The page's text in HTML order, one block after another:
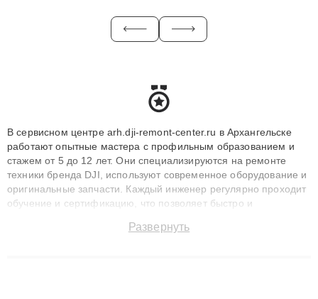
В сервисном центре arh.dji-remont-center.ru в Архангельске
работают опытные мастера с профильным образованием и
стажем от 5 до 12 лет. Они специализируются на ремонте
техники бренда DJI, используют современное оборудование и
оригинальные запчасти. Каждый инженер регулярно проходит
обучение и сертификацию, что позволяет быстро и
сохранением гарантии до 3 лет. Наши мастера решают
Развернуть